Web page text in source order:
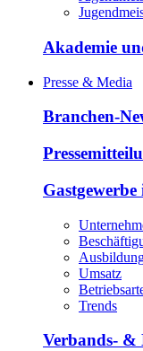
Akademie
Presse & Media
Branchen-
Umsatz
Trends
Verbands- &